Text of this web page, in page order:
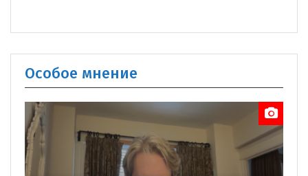
Особое мнение